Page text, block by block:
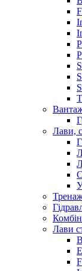
Лави,
Лави